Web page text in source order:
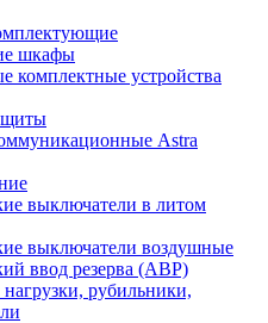
шкафы
комплектные устройства
щиты
Astra
выключатели в литом
выключатели воздушные
ввод резерва (АВР)
рубильники,